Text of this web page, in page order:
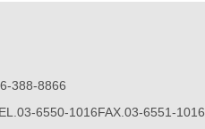
388-8866
6550-1016FAX.03-6551-1016